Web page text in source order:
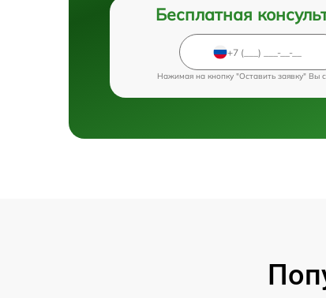
Бесплатная
Нажимая на кнопку "Оставить заявку" Вы